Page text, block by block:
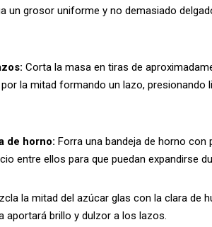
un grosor uniforme y no demasiado
Corta la masa en tiras de
la mitad formando un lazo, presionando
de horno: Forra una bandeja de horno con
entre ellos para que puedan expandirse
la mitad del azúcar glas con la clara de
aportará brillo y dulzor a los lazos.